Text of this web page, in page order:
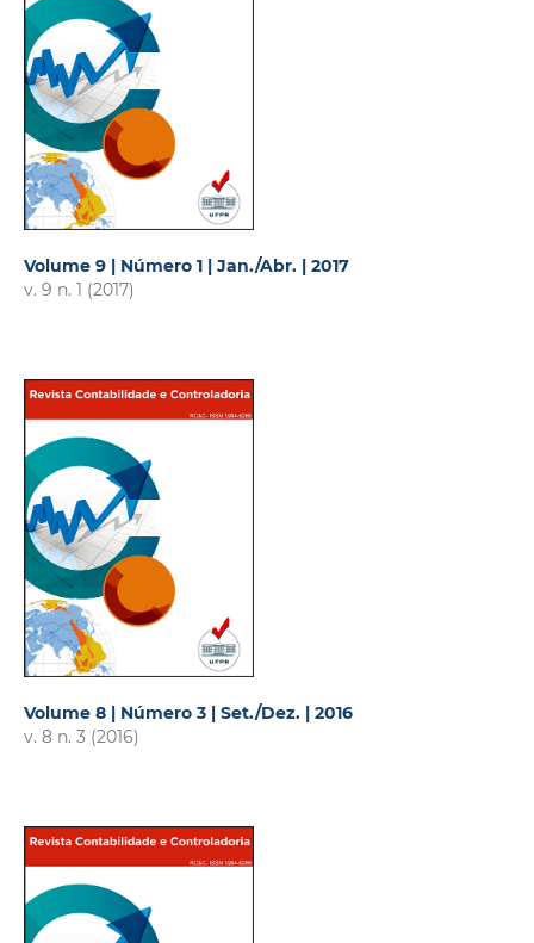
Volume 9 | Número 1 | Jan./Abr. | 2017
v. 9 n. 1 (2017)
Volume 8 | Número 3 | Set./Dez. | 2016
v. 8 n. 3 (2016)